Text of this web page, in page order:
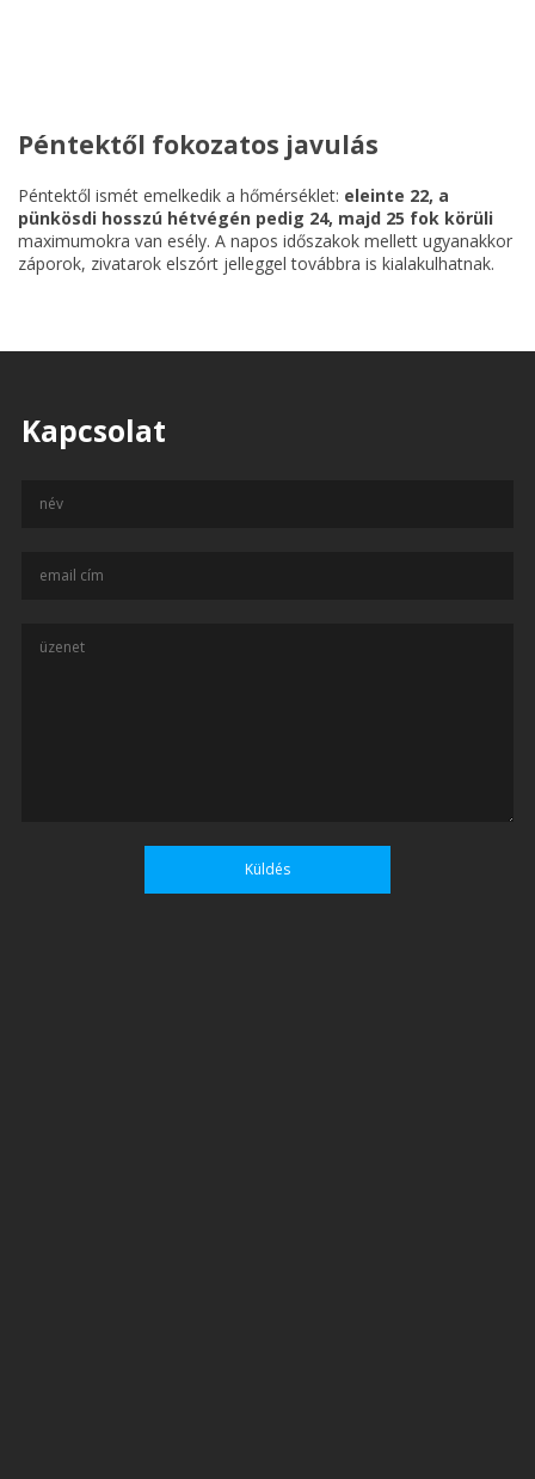
Péntektől fokozatos javulás
Péntektől ismét emelkedik a hőmérséklet: eleinte 22, a
pünkösdi hosszú hétvégén pedig 24, majd 25 fok körüli
maximumokra van esély. A napos időszakok mellett ugyanakkor
záporok, zivatarok elszórt jelleggel továbbra is kialakulhatnak.
Kapcsolat